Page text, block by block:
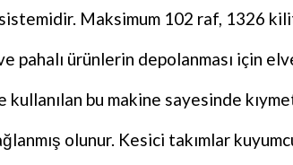
Maksimum 102 raf, 1326
pahalı ürünlerin depolanması için
bu makine sayesinde
olunur. Kesici takımlar